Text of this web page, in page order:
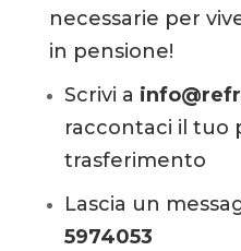
necessarie per
in pensione!
Scrivi a
raccontaci il tuo
trasferimento
Lascia un
5974053